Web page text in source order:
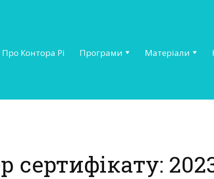
Про Контора Рі Програми Матеріали
сертифікату: